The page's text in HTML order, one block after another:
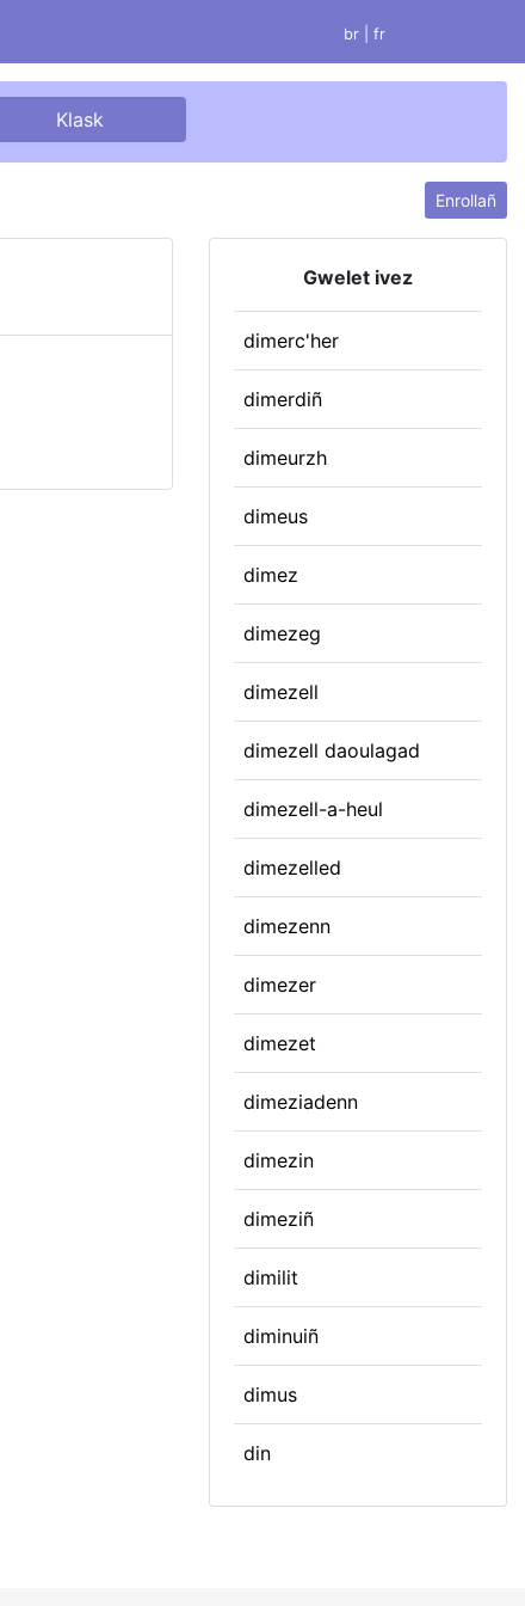
br | fr
Enrollañ
Gwelet ivez
dimerc'her
dimerdiñ
dimeurzh
dimeus
dimez
dimezeg
dimezell
dimezell daoulagad
dimezell-a-heul
dimezelled
dimezenn
dimezer
dimezet
dimeziadenn
dimezin
dimeziñ
dimilit
diminuiñ
dimus
din